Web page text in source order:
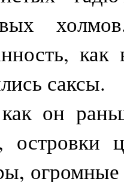
саксы.
он